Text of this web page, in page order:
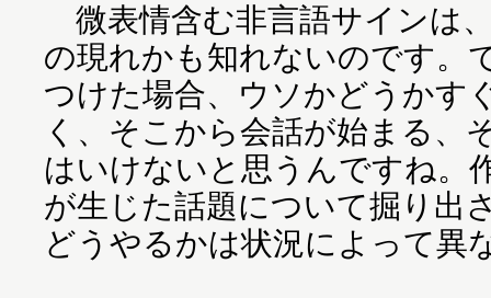
微表情含む非言語サインは
の現れかも知れないのです。
つけた場合、ウソかどうかす
く、そこから会話が始まる、
はいけないと思うんですね。
が生じた話題について掘り出
どうやるかは状況によって異